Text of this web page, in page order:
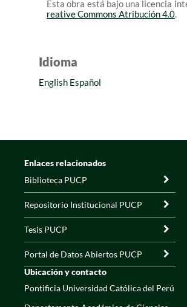
Esta obra está bajo una licencia
reative Commons Atribución 4.0.
Idioma
English Español
Enlaces relacionados
Biblioteca PUCP
Repositorio Institucional PUCP
Tesis PUCP
Portal de Datos Abiertos PUCP
Ubicación y contacto
Pontificia Universidad Católica del Perú